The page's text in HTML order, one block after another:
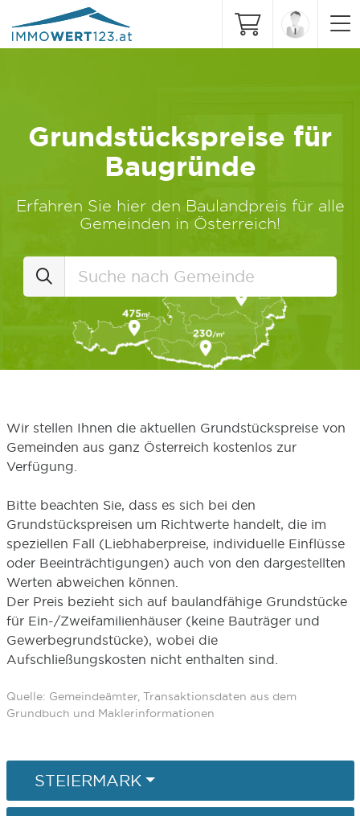
Grundstückspreise für
Baugründe
Erfahren Sie hier den Baulandpreis für alle
Gemeinden in Österreich!
Wir stellen Ihnen die aktuellen Grundstückspreise von
Gemeinden aus ganz Österreich kostenlos zur
Verfügung.
Bitte beachten Sie, dass es sich bei den
Grundstückspreisen um Richtwerte handelt, die im
speziellen Fall (Liebhaberpreise, individuelle Einflüsse
oder Beeinträchtigungen) auch von den dargestellten
Werten abweichen können.
Der Preis bezieht sich auf baulandfähige Grundstücke
für Ein-/Zweifamilienhäuser (keine Bauträger und
Gewerbegrundstücke), wobei die
Aufschließungskosten nicht enthalten sind.
Quelle: Gemeindeämter, Transaktionsdaten aus dem
Grundbuch und Maklerinformationen
STEIERMARK